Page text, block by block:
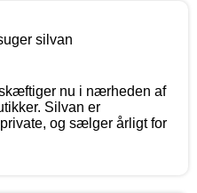
nu i nærheden af
Silvan er
og sælger årligt for